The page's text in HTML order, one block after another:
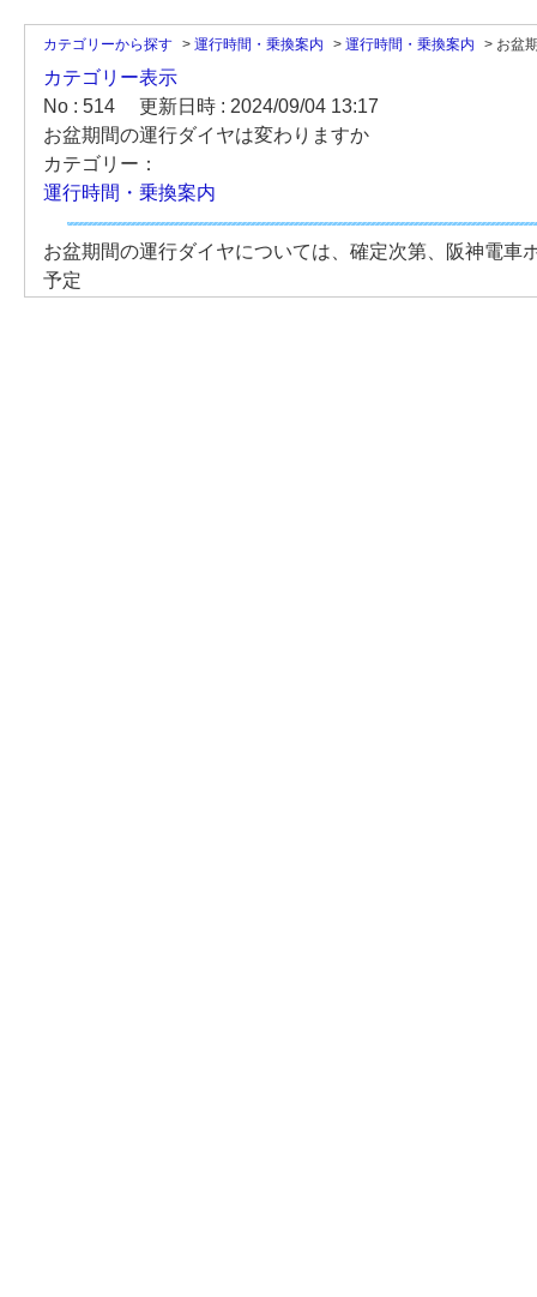
カテゴリーから探す > 運行時間・乗換案内 > 運行時間・乗換案内 > お盆
カテゴリー表示
No : 514
更新日時 : 2024/09/04 13:17
お盆期間の運行ダイヤは変わりますか
カテゴリー：
運行時間・乗換案内
お盆期間の運行ダイヤについては、確定次第、阪神電車
予定